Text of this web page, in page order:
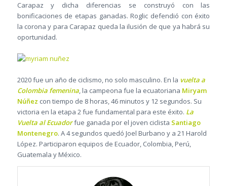
Carapaz y dicha diferencias se construyó con las
bonificaciones de etapas ganadas. Roglic defendió con éxito
la corona y para Carapaz queda la ilusión de que ya habrá su
oportunidad.
2020 fue un año de ciclismo, no solo masculino. En la vuelta a
Colombia femenina, la campeona fue la ecuatoriana Miryam
Núñez con tiempo de 8 horas, 46 minutos y 12 segundos. Su
victoria en la etapa 2 fue fundamental para este éxito. La
Vuelta al Ecuadorfue ganada por el joven ciclista Santiago
Montenegro. A 4 segundos quedó Joel Burbano y a 21 Harold
López. Participaron equipos de Ecuador, Colombia, Perú,
Guatemala y México.